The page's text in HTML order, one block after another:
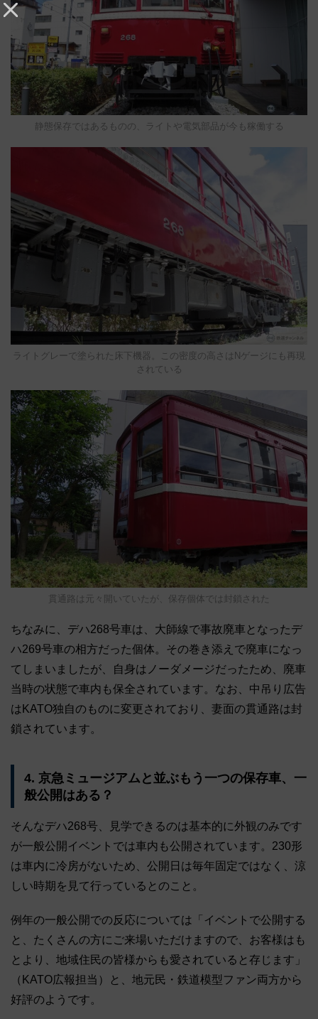
静態保存ではあるものの、ライトや電気部品が今も稼働する
ライトグレーで塗られた床下機器。この密度の高さはNゲージにも再現
されている
貫通路は元々開いていたが、保存個体では封鎖された
ちなみに、デハ268号車は、大師線で事故廃車となったデ
ハ269号車の相方だった個体。その巻き添えで廃車になっ
てしまいましたが、自身はノーダメージだったため、廃車
当時の状態で車内も保全されています。なお、中吊り広告
はKATO独自のものに変更されており、妻面の貫通路は封
鎖されています。
4. 京急ミュージアムと並ぶもう一つの保存車、一
般公開はある？
そんなデハ268号、見学できるのは基本的に外観のみです
が一般公開イベントでは車内も公開されています。230形
は車内に冷房がないため、公開日は毎年固定ではなく、涼
しい時期を見て行っているとのこと。
例年の一般公開での反応については「イベントで公開する
と、たくさんの方にご来場いただけますので、お客様はも
とより、地域住民の皆様からも愛されていると存じます」
（KATO広報担当）と、地元民・鉄道模型ファン両方から
好評のようです。